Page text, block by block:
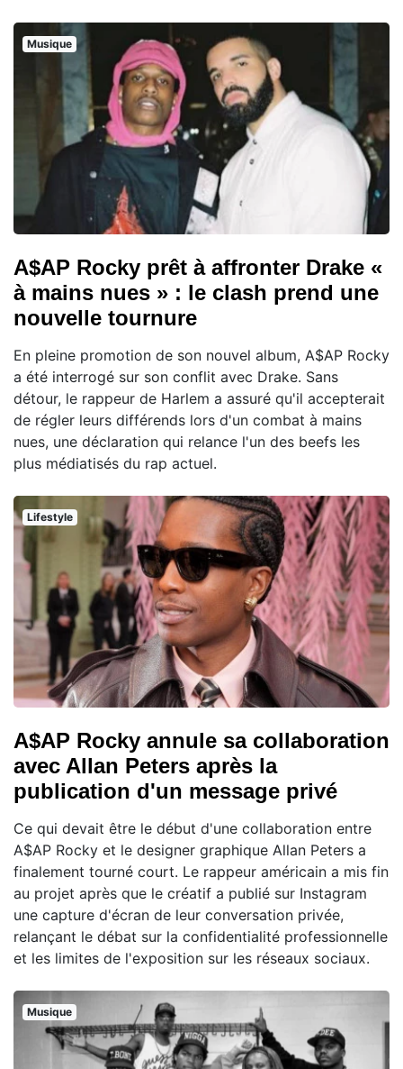
Musique
A$AP Rocky prêt à affronter Drake «
à mains nues » : le clash prend une
nouvelle tournure
En pleine promotion de son nouvel album, A$AP Rocky
a été interrogé sur son conflit avec Drake. Sans
détour, le rappeur de Harlem a assuré qu'il accepterait
de régler leurs différends lors d'un combat à mains
nues, une déclaration qui relance l'un des beefs les
plus médiatisés du rap actuel.
Lifestyle
A$AP Rocky annule sa collaboration
avec Allan Peters après la
publication d'un message privé
Ce qui devait être le début d'une collaboration entre
A$AP Rocky et le designer graphique Allan Peters a
finalement tourné court. Le rappeur américain a mis fin
au projet après que le créatif a publié sur Instagram
une capture d'écran de leur conversation privée,
relançant le débat sur la confidentialité professionnelle
et les limites de l'exposition sur les réseaux sociaux.
Musique